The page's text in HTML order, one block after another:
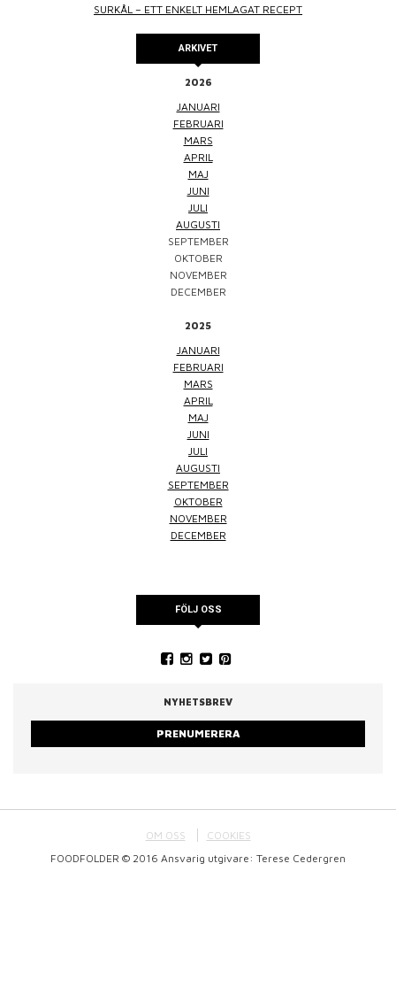
SURKÅL – ETT ENKELT HEMLAGAT RECEPT
ARKIVET
2026
JANUARI
FEBRUARI
MARS
APRIL
MAJ
JUNI
JULI
AUGUSTI
SEPTEMBER
OKTOBER
NOVEMBER
DECEMBER
2025
JANUARI
FEBRUARI
MARS
APRIL
MAJ
JUNI
JULI
AUGUSTI
SEPTEMBER
OKTOBER
NOVEMBER
DECEMBER
FÖLJ OSS
NYHETSBREV
PRENUMERERA
OM OSS
COOKIES
FOODFOLDER © 2016 Ansvarig utgivare: Terese Cedergren